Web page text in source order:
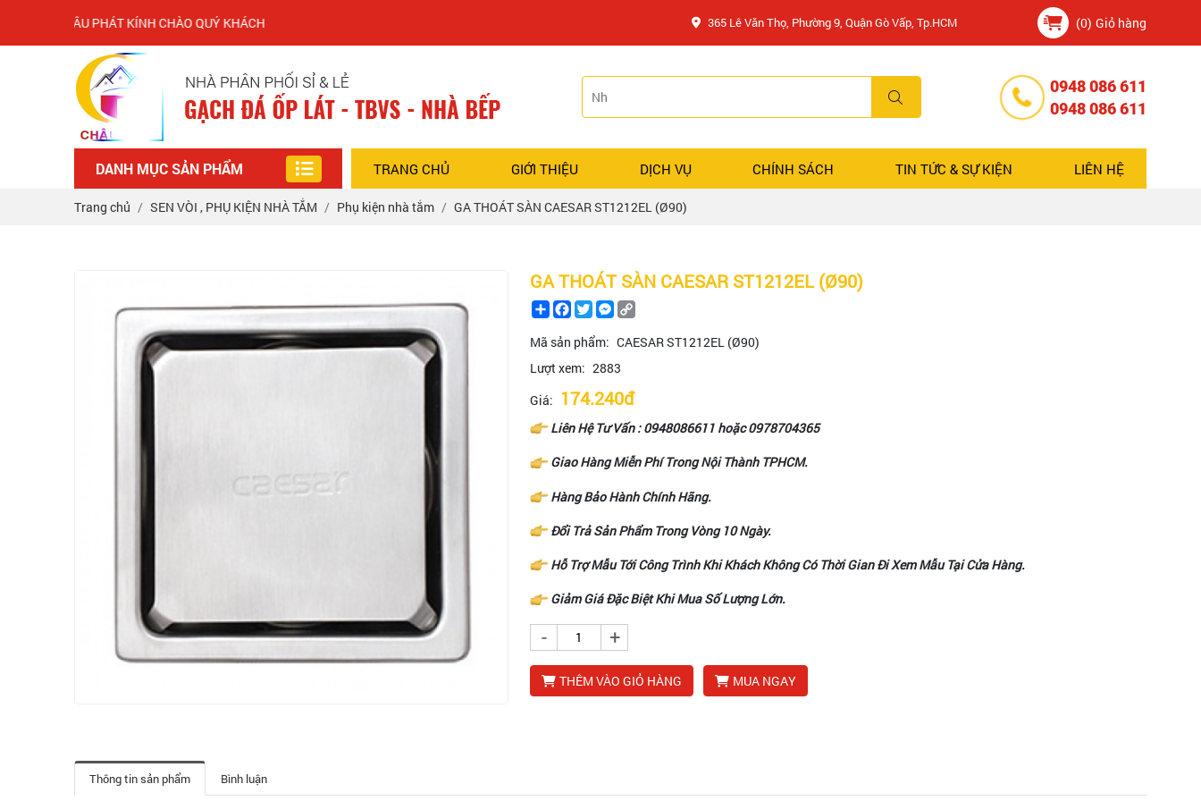
CHÂU PHÁT KÍNH CHÀO QUÝ KHÁCH 365 Lê Văn Thọ, Phường 9, Quận Gò Vấp, Tp.HCM (0) Giỏ hàng
0948 086 611
0948 086 611
DANH MỤC SẢN PHẨM TRANG CHỦ GIỚI THIỆU DỊCH VỤ CHÍNH SÁCH TIN TỨC & SỰ KIỆN LIÊN HỆ
Trang chủ SEN VÒI , PHỤ KIỆN NHÀ TẮM Phụ kiện nhà tắm GA THOÁT SÀN CAESAR ST1212EL (Ø90)
GA THOÁT SÀN CAESAR ST1212EL (Ø90)
ShareFacebook
TwitterMessenger
Mã sản phẩm: CAESAR ST1212EL (Ø90)
Lượt xem: 2883
Giá: 174.240đ
Liên Hệ Tư Vấn :0948086611 hoặc0978704365
Giao Hàng Miễn Phí Trong Nội Thành TPHCM.
Hàng Bảo Hành Chính Hãng.
Đổi Trả Sản Phẩm Trong Vòng 10 Ngày.
Hỗ Trợ Mẫu Tới Công Trình Khi Khách Không Có Thời Gian Đi Xem Mẫu Tại Cửa Hàng.
Giảm Giá Đặc Biệt Khi Mua Số Lượng Lớn.
- +
THÊM VÀO GIỎ HÀNG MUA NGAY
Thông tin sản phẩm Bình luận